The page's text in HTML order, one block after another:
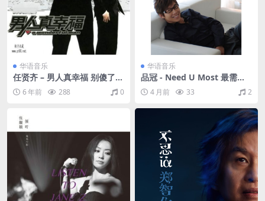
华语音乐
任贤齐 – 男人真幸福 别傻了 E
P 2003（FLAC/分轨/53.6
M）6 年前 288 0
华语音乐
品冠 - Need U Most 最需要
你（2007/FLAC/分轨/350
M）4 月前 33 2